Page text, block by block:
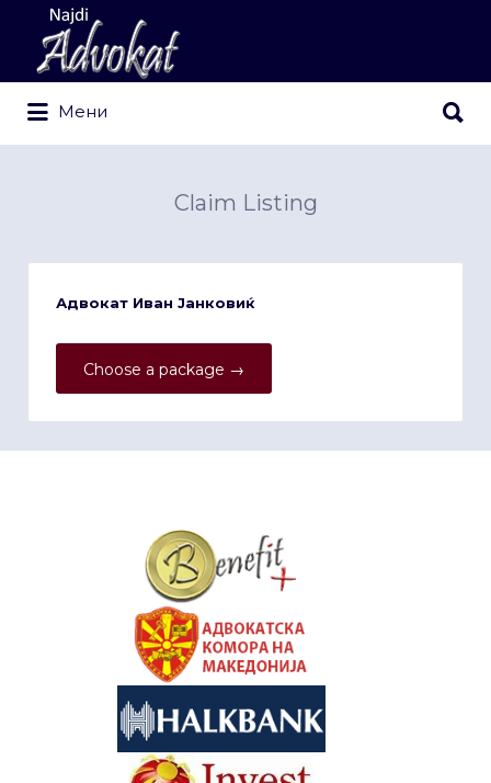
Search
for:
Мени
for:
Claim Listing
Адвокат Иван Јанковиќ